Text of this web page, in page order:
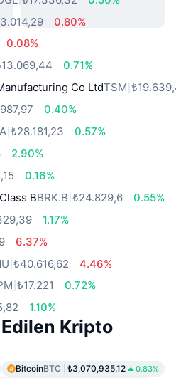
0.80%
0.08%
0.71%
Co LtdTSM
0.40%
₺28.181,23
0.57%
2.90%
0.16%
BBRK.B ₺24.829,6
0.55%
1.17%
6.37%
₺40.616,62
4.46%
₺17.221
0.72%
1.10%
Kripto
BitcoinBTC ₺3,070,935.12 0.83%